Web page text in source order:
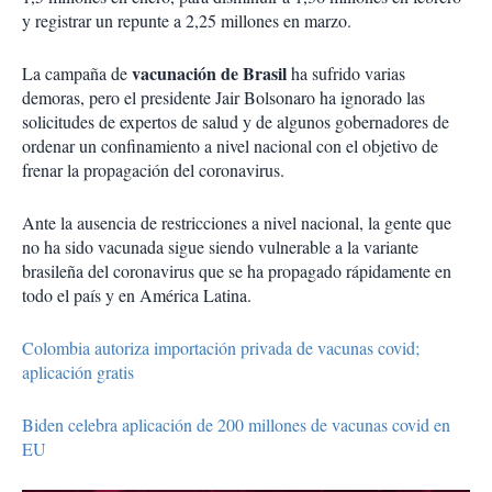
y registrar un repunte a 2,25 millones en marzo.
La campaña devacunación de Brasilha sufrido varias
demoras, pero el presidente Jair Bolsonaro ha ignorado las
solicitudes de expertos de salud y de algunos gobernadores de
ordenar un confinamiento a nivel nacional con el objetivo de
frenar la propagación del coronavirus.
Ante la ausencia de restricciones a nivel nacional, la gente que
no ha sido vacunada sigue siendo vulnerable a la variante
brasileña del coronavirus que se ha propagado rápidamente en
todo el país y en América Latina.
Colombia autoriza importación privada de vacunas covid;
aplicación gratis
Biden celebra aplicación de 200 millones de vacunas covid en
EU